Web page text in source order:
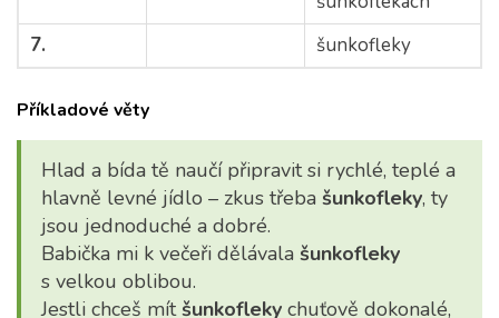
7.
šunkofleky
Příkladové věty
Hlad a bída tě naučí připravit si rychlé, teplé a
hlavně levné jídlo – zkus třeba šunkofleky, ty
jsou jednoduché a dobré.
Babička mi k večeři dělávala šunkofleky
s velkou oblibou.
Jestli chceš mítšunkofleky chuťově dokonalé,